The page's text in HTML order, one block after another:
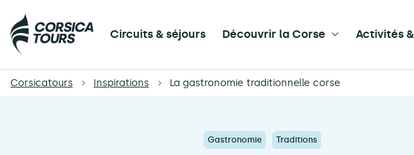
Circuits & séjours Découvrir la Corse Activités
Corsicatours Inspirations La gastronomie traditionnelle corse
Gastronomie Traditions